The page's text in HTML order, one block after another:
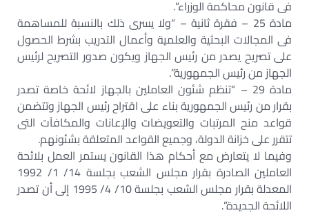
فى قانون محاكمة الوزراء”.
مادة 25 – فقرة ثانية – “ولا يسرى ذلك بالنسبة للمساهمة
فى المجالات البحثية والعلمية وأعمال التدريب بشرط الحصول
على تصريح يصدر من رئيس الجهاز ويكون صدور التصريح لرئيس
الجهاز من رئيس الجمهورية”.
مادة 29 – “تنظم شئون العاملين بالجهاز لائحة خاصة تصدر
بقرار من رئيس الجمهورية بناء على اقتراح رئيس الجهاز وتتضمن
قواعد منح المرتبات والتعويضات والإعانات والمكافآت التى
تتقرر على خزانة الدولة، وجميع القواعد المتعلقة بشئونهم.
وفيما لا يتعارض مع أحكام هذا القانون يستمر العمل بلائحة
العاملين الصادرة بقرار مجلس الشعب بجلسة 14/ 1/ 1992
المعدلة بقرار مجلس الشعب بجلسة 10/ 4/ 1995 إلى أن تصدر
اللائحة الجديدة”.